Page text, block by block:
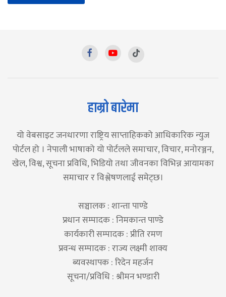
हाम्रो बारेमा
यो वेबसाइट जनधारणा राष्ट्रिय साप्ताहिकको आधिकारिक न्युज
पोर्टल हो । नेपाली भाषाको यो पोर्टलले समाचार, विचार, मनोरञ्जन,
खेल, विश्व, सूचना प्रविधि, भिडियो तथा जीवनका विभिन्न आयामका
समाचार र विश्लेषणलाई समेट्छ।
सञ्चालक : शान्ता पाण्डे
प्रधान सम्पादक : निमकान्त पाण्डे
कार्यकारी सम्पादक : प्रीति रमण
प्रवन्ध सम्पादक : राज्य लक्ष्मी शाक्य
ब्यवस्थापक : रिदेन महर्जन
सूचना/प्रविधि : श्रीमन भण्डारी